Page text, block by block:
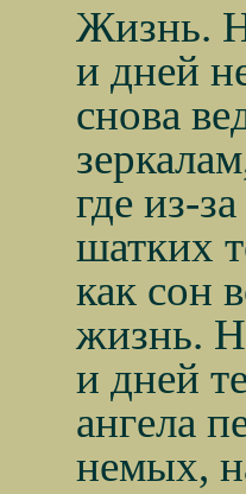
Жизнь.
и дней
снова
где из-
шатких
как сон
жизнь.
и дней
ангела
немых,